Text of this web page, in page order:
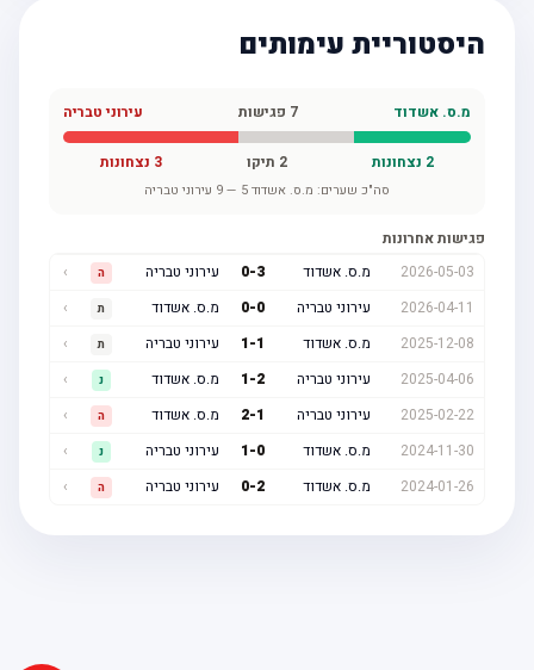
היסטוריית עימותים
מ.ס. אשדוד פגישות עירוני טבריה
נצחונות תיקו נצחונות
סה"כ שערים:מ.ס. אשדוד 5
—
9עירוני טבריה
פגישות אחרונות
2026-05-03
מ.ס. אשדוד 0 עירוני טבריה
2026-04-11
עירוני טבריה 0 מ.ס. אשדוד
2025-12-08
מ.ס. אשדוד 1 עירוני טבריה
2025-04-06
עירוני טבריה 1 מ.ס. אשדוד
2025-02-22
עירוני טבריה 2 מ.ס. אשדוד
2024-11-30
מ.ס. אשדוד 1 עירוני טבריה
2024-01-26
מ.ס. אשדוד 0 עירוני טבריה